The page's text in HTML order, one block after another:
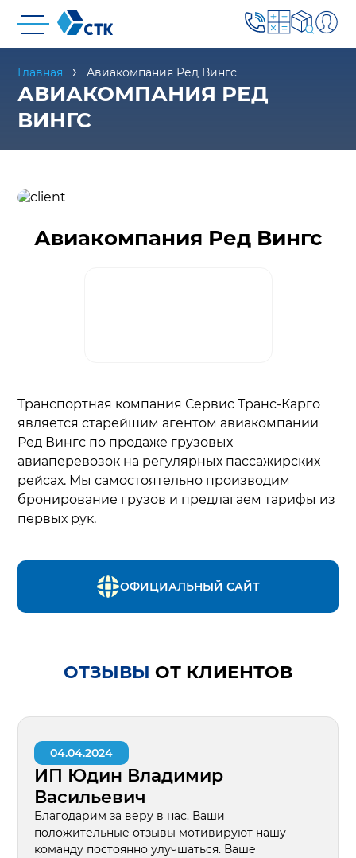
Главная Авиакомпания Ред Вингс
АВИАКОМПАНИЯ РЕД
ВИНГС
Авиакомпания Ред Вингс
Транспортная компания Сервис Транс-Карго
является старейшим агентом авиакомпании
Ред Вингс по продаже грузовых
авиаперевозок на регулярных пассажирских
рейсах. Мы самостоятельно производим
бронирование грузов и предлагаем тарифы из
первых рук.
ОФИЦИАЛЬНЫЙ САЙТ
ОТЗЫВЫ ОТ КЛИЕНТОВ
04.04.2024
ИП Юдин Владимир
Васильевич
Благодарим за веру в нас. Ваши
положительные отзывы мотивируют нашу
команду постоянно улучшаться. Ваше